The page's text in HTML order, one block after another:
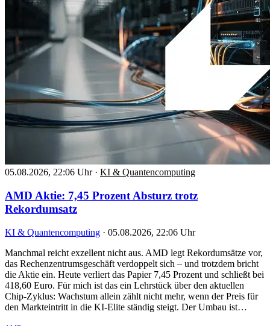
05.08.2026, 22:06 Uhr · KI & Quantencomputing
AMD Aktie: 7,45 Prozent Absturz trotz
Rekordumsatz
KI & Quantencomputing · 05.08.2026, 22:06 Uhr
Manchmal reicht exzellent nicht aus. AMD legt Rekordumsätze vor,
das Rechenzentrumsgeschäft verdoppelt sich – und trotzdem bricht
die Aktie ein. Heute verliert das Papier 7,45 Prozent und schließt bei
418,60 Euro. Für mich ist das ein Lehrstück über den aktuellen
Chip-Zyklus: Wachstum allein zählt nicht mehr, wenn der Preis für
den Markteintritt in die KI-Elite ständig steigt. Der Umbau ist…